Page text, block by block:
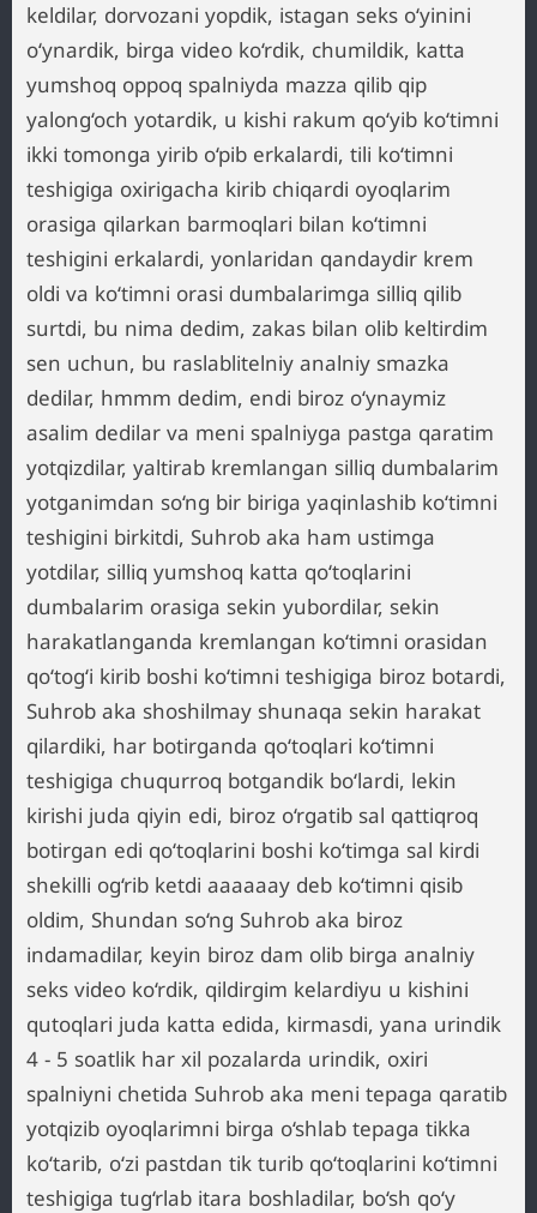
keldilar, dorvozani yopdik, istagan seks o‘yinini
o‘ynardik, birga video ko‘rdik, chumildik, katta
yumshoq oppoq spalniyda mazza qilib qip
yalong‘och yotardik, u kishi rakum qo‘yib ko‘timni
ikki tomonga yirib o‘pib erkalardi, tili ko‘timni
teshigiga oxirigacha kirib chiqardi oyoqlarim
orasiga qilarkan barmoqlari bilan ko‘timni
teshigini erkalardi, yonlaridan qandaydir krem
oldi va ko‘timni orasi dumbalarimga silliq qilib
surtdi, bu nima dedim, zakas bilan olib keltirdim
sen uchun, bu raslablitelniy analniy smazka
dedilar, hmmm dedim, endi biroz o‘ynaymiz
asalim dedilar va meni spalniyga pastga qaratim
yotqizdilar, yaltirab kremlangan silliq dumbalarim
yotganimdan so‘ng bir biriga yaqinlashib ko‘timni
teshigini birkitdi, Suhrob aka ham ustimga
yotdilar, silliq yumshoq katta qo‘toqlarini
dumbalarim orasiga sekin yubordilar, sekin
harakatlanganda kremlangan ko‘timni orasidan
qo‘tog‘i kirib boshi ko‘timni teshigiga biroz botardi,
Suhrob aka shoshilmay shunaqa sekin harakat
qilardiki, har botirganda qo‘toqlari ko‘timni
teshigiga chuqurroq botgandik bo‘lardi, lekin
kirishi juda qiyin edi, biroz o‘rgatib sal qattiqroq
botirgan edi qo‘toqlarini boshi ko‘timga sal kirdi
shekilli og‘rib ketdi aaaaaay deb ko‘timni qisib
oldim, Shundan so‘ng Suhrob aka biroz
indamadilar, keyin biroz dam olib birga analniy
seks video ko‘rdik, qildirgim kelardiyu u kishini
qutoqlari juda katta edida, kirmasdi, yana urindik
4 - 5 soatlik har xil pozalarda urindik, oxiri
spalniyni chetida Suhrob aka meni tepaga qaratib
yotqizib oyoqlarimni birga o‘shlab tepaga tikka
ko‘tarib, o‘zi pastdan tik turib qo‘toqlarini ko‘timni
teshigiga tug‘rlab itara boshladilar, bo‘sh qo‘y